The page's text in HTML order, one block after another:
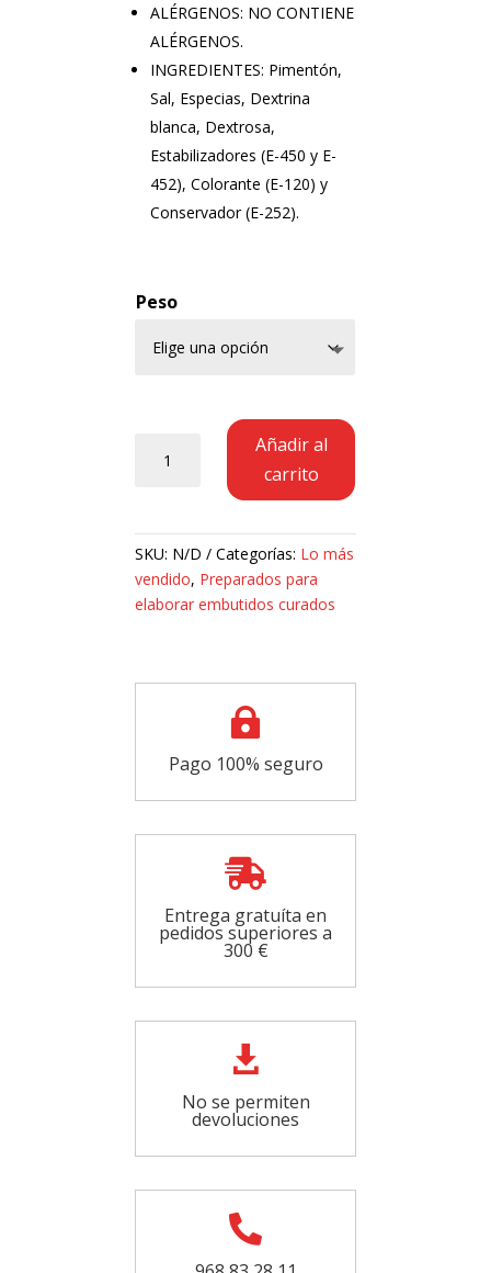
ALÉRGENOS: NO CONTIENE
ALÉRGENOS.
INGREDIENTES: Pimentón,
Sal, Especias, Dextrina
blanca, Dextrosa,
Estabilizadores (E-450 y E-
452), Colorante (E-120) y
Conservador (E-252).
Peso
para
cantidad
Añadir al
carrito
SKU: N/D Categorías: Lo más
vendido, Preparados para
elaborar embutidos curados

Pago 100% seguro

Entrega gratuíta en
pedidos superiores a
300 €

No se permiten
devoluciones
